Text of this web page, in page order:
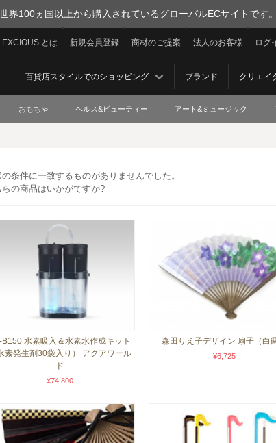
界100ヵ国以上から購入されているグローバルECサイトです。
ログ
法人のお客様
商材のご提案
新規会員登録
とは
クリエイ
ブランド
百貨店スタイルでのショッピング
おもちゃ ヘルス&ビューティー アート&ミュージック
条件に一致するものがありませんでした。
らの商品はいかがですか?
B150 水素吸入＆水素水作成キット
素発生剤30袋入り） アクアワール
ド
¥74,800
森田りえ子デザイン 扇子（白露
¥6,725